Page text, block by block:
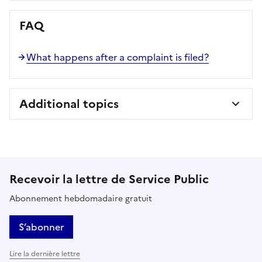
FAQ
What happens after a complaint is filed?
Additional topics
Recevoir la lettre de Service Public
Abonnement hebdomadaire gratuit
S’abonner
Lire la dernière lettre